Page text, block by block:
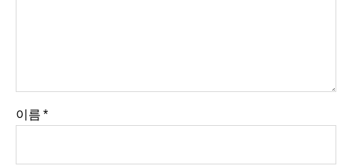
이름*